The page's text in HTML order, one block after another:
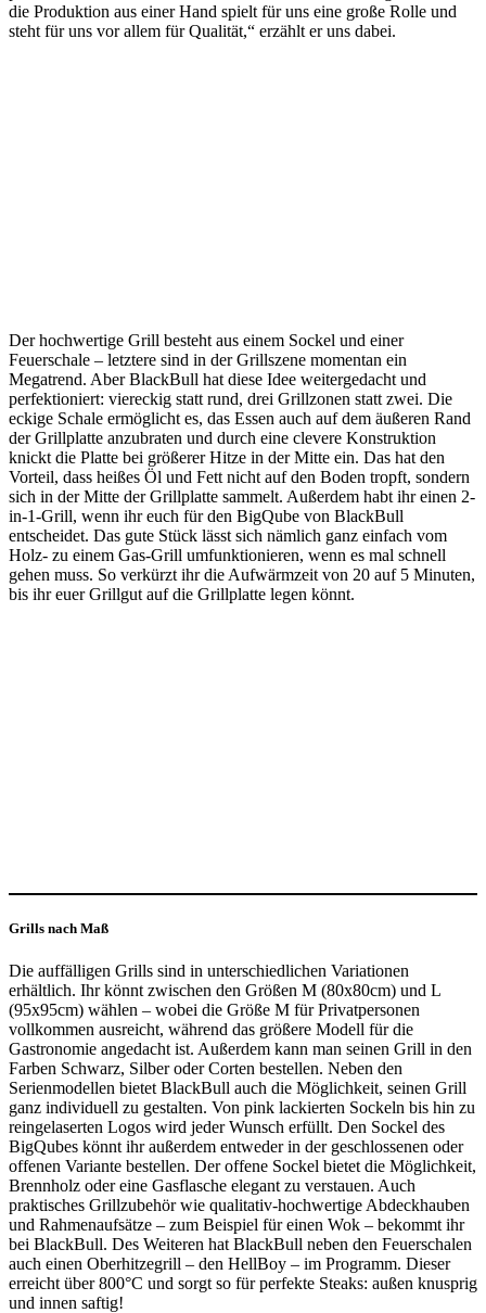
die Produktion aus einer Hand spielt für uns eine große Rolle und
steht für uns vor allem für Qualität,“ erzählt er uns dabei.
Der hochwertige Grill besteht aus einem Sockel und einer
Feuerschale – letztere sind in der Grillszene momentan ein
Megatrend. Aber BlackBull hat diese Idee weitergedacht und
perfektioniert: viereckig statt rund, drei Grillzonen statt zwei. Die
eckige Schale ermöglicht es, das Essen auch auf dem äußeren Rand
der Grillplatte anzubraten und durch eine clevere Konstruktion
knickt die Platte bei größerer Hitze in der Mitte ein. Das hat den
Vorteil, dass heißes Öl und Fett nicht auf den Boden tropft, sondern
sich in der Mitte der Grillplatte sammelt. Außerdem habt ihr einen 2-
in-1-Grill, wenn ihr euch für den BigQube von BlackBull
entscheidet. Das gute Stück lässt sich nämlich ganz einfach vom
Holz- zu einem Gas-Grill umfunktionieren, wenn es mal schnell
gehen muss. So verkürzt ihr die Aufwärmzeit von 20 auf 5 Minuten,
bis ihr euer Grillgut auf die Grillplatte legen könnt.
Grills nach Maß
Die auffälligen Grills sind in unterschiedlichen Variationen
erhältlich. Ihr könnt zwischen den Größen M (80x80cm) und L
(95x95cm) wählen – wobei die Größe M für Privatpersonen
vollkommen ausreicht, während das größere Modell für die
Gastronomie angedacht ist. Außerdem kann man seinen Grill in den
Farben Schwarz, Silber oder Corten bestellen. Neben den
Serienmodellen bietet BlackBull auch die Möglichkeit, seinen Grill
ganz individuell zu gestalten. Von pink lackierten Sockeln bis hin zu
reingelaserten Logos wird jeder Wunsch erfüllt. Den Sockel des
BigQubes könnt ihr außerdem entweder in der geschlossenen oder
offenen Variante bestellen. Der offene Sockel bietet die Möglichkeit,
Brennholz oder eine Gasflasche elegant zu verstauen. Auch
praktisches Grillzubehör wie qualitativ-hochwertige Abdeckhauben
und Rahmenaufsätze – zum Beispiel für einen Wok – bekommt ihr
bei BlackBull. Des Weiteren hat BlackBull neben den Feuerschalen
auch einen Oberhitzegrill – den HellBoy – im Programm. Dieser
erreicht über 800°C und sorgt so für perfekte Steaks: außen knusprig
und innen saftig!